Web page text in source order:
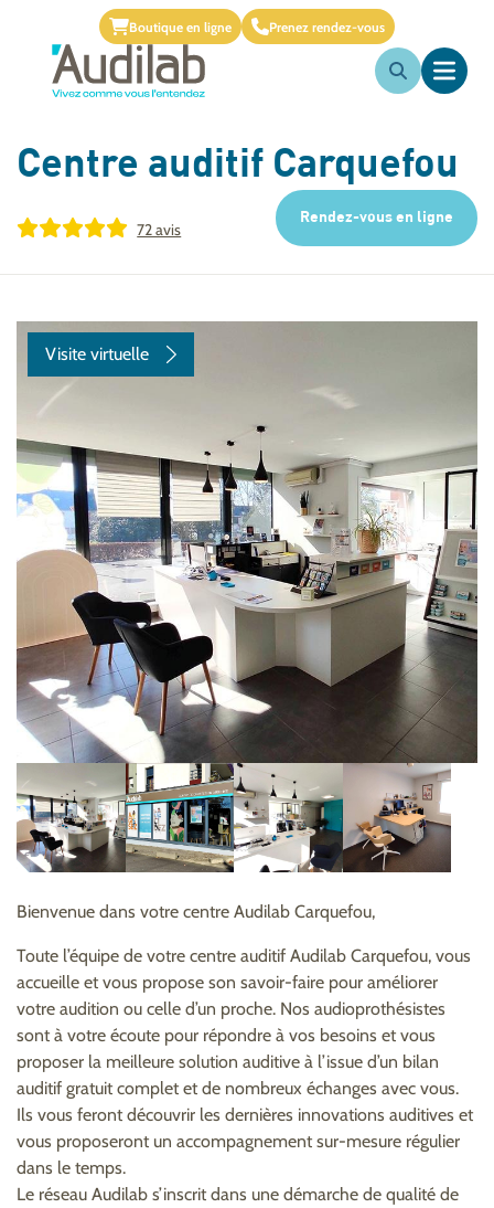
Boutique en ligne Prenez rendez-vous
Centre auditif Carquefou
72 avis
Rendez-vous en ligne
Visite virtuelle
Bienvenue dans votre centre Audilab Carquefou,
Toute l’équipe de votre centre auditif Audilab Carquefou, vous
accueille et vous propose son savoir-faire pour améliorer
votre audition ou celle d’un proche. Nos audioprothésistes
sont à votre écoute pour répondre à vos besoins et vous
proposer la meilleure solution auditive à l’issue d’un bilan
auditif gratuit complet et de nombreux échanges avec vous.
Ils vous feront découvrir les dernières innovations auditives et
vous proposeront un accompagnement sur-mesure régulier
dans le temps.
Le réseau Audilab s’inscrit dans une démarche de qualité de